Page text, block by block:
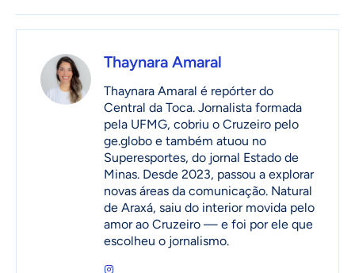
Thaynara Amaral
Thaynara Amaral é repórter do
Central da Toca. Jornalista formada
pela UFMG, cobriu o Cruzeiro pelo
ge.globo e também atuou no
Superesportes, do jornal Estado de
Minas. Desde 2023, passou a explorar
novas áreas da comunicação. Natural
de Araxá, saiu do interior movida pelo
amor ao Cruzeiro — e foi por ele que
escolheu o jornalismo.